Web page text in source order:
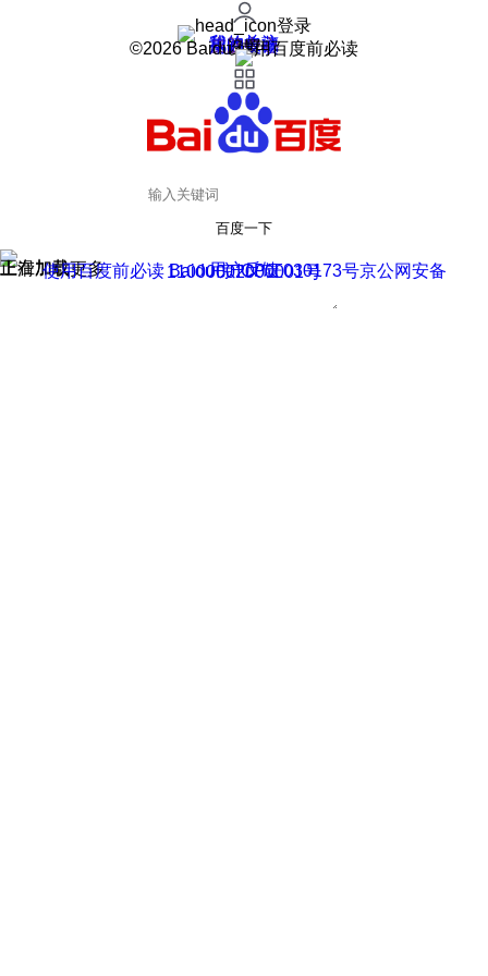
登录
我的关注
我的收藏
皮肤中心
用户反馈
设置
©2026 Baidu 使用百度前必读
百度一下
正在加载
上滑加载更多 用户反馈
使用百度前必读 Baidu 京ICP证030173号
京公网安备11000002000001号